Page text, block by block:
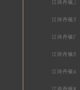
江诗丹顿上
江诗丹顿天
江诗丹顿广
江诗丹顿深
江诗丹顿成
江诗丹顿南